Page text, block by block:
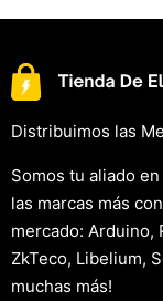
Distribuimos las
Somos tu aliado
las marcas más
mercado: Arduino,
ZkTeco, Libelium,
muchas más!